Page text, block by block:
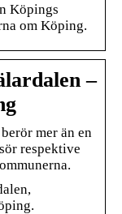
Köpings
om Köping.
–
mer än en
respektive